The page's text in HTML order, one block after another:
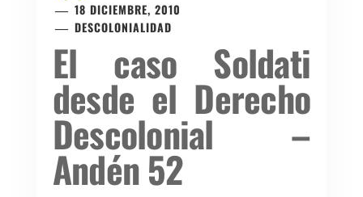
18 DICIEMBRE, 2010
DESCOLONIALIDAD
El caso Soldati
desde el Derecho
Descolonial –
Andén 52